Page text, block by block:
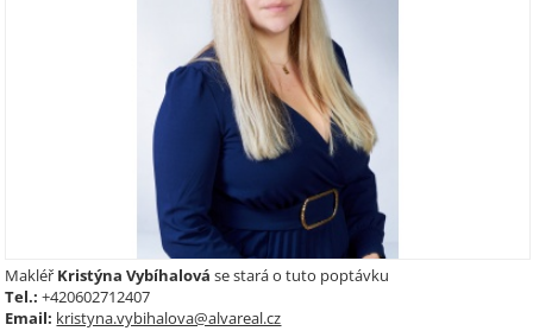
Makléř Kristýna Vybíhalová se stará o tuto poptávku
Tel.: +420602712407
Email: kristyna.vybihalova@alvareal.cz